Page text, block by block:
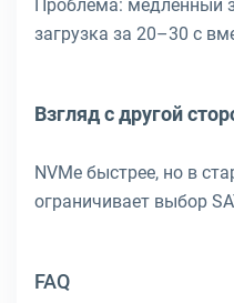
Проблема: медленный
загрузка за 20–30 с
Взгляд с другой
NVMe быстрее, но в
ограничивает выбор
FAQ